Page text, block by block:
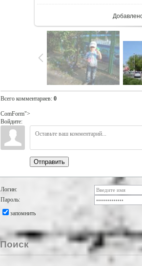
Всего комментариев: 0
ComForm">
Войдите:
Отправить
Логин:
Пароль:
запомнить
Поиск